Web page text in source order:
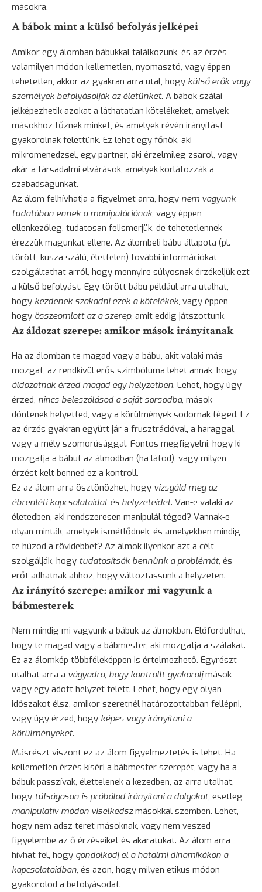
másokra.
A bábok mint a külső befolyás jelképei
Amikor egy álomban bábukkal találkozunk, és az érzés
valamilyen módon kellemetlen, nyomasztó, vagy éppen
tehetetlen, akkor az gyakran arra utal, hogy külső erők vagy
személyek befolyásolják az életünket. A bábok szálai
jelképezhetik azokat a láthatatlan kötelékeket, amelyek
másokhoz fűznek minket, és amelyek révén irányítást
gyakorolnak felettünk. Ez lehet egy főnök, aki
mikromenedzsel, egy partner, aki érzelmileg zsarol, vagy
akár a társadalmi elvárások, amelyek korlátozzák a
szabadságunkat.
Az álom felhívhatja a figyelmet arra, hogy nem vagyunk
tudatában ennek a manipulációnak, vagy éppen
ellenkezőleg, tudatosan felismerjük, de tehetetlennek
érezzük magunkat ellene. Az álombeli bábu állapota (pl.
törött, kusza szálú, élettelen) további információkat
szolgáltathat arról, hogy mennyire súlyosnak érzékeljük ezt
a külső befolyást. Egy törött bábu például arra utalhat,
hogy kezdenek szakadni ezek a kötelékek, vagy éppen
hogy összeomlott az a szerep, amit eddig játszottunk.
Az áldozat szerepe: amikor mások irányítanak
Ha az álomban te magad vagy a bábu, akit valaki más
mozgat, az rendkívül erős szimbóluma lehet annak, hogy
áldozatnak érzed magad egy helyzetben. Lehet, hogy úgy
érzed, nincs beleszólásod a saját sorsodba, mások
döntenek helyetted, vagy a körülmények sodornak téged. Ez
az érzés gyakran együtt jár a frusztrációval, a haraggal,
vagy a mély szomorúsággal. Fontos megfigyelni, hogy ki
mozgatja a bábut az álmodban (ha látod), vagy milyen
érzést kelt benned ez a kontroll.
Ez az álom arra ösztönözhet, hogy vizsgáld meg az
ébrenléti kapcsolataidat és helyzeteidet. Van-e valaki az
életedben, aki rendszeresen manipulál téged? Vannak-e
olyan minták, amelyek ismétlődnek, és amelyekben mindig
te húzod a rövidebbet? Az álmok ilyenkor azt a célt
szolgálják, hogy tudatosítsák bennünk a problémát, és
erőt adhatnak ahhoz, hogy változtassunk a helyzeten.
Az irányító szerepe: amikor mi vagyunk a
bábmesterek
Nem mindig mi vagyunk a bábuk az álmokban. Előfordulhat,
hogy te magad vagy a bábmester, aki mozgatja a szálakat.
Ez az álomkép többféleképpen is értelmezhető. Egyrészt
utalhat arra a vágyadra, hogy kontrollt gyakoroljmások
vagy egy adott helyzet felett. Lehet, hogy egy olyan
időszakot élsz, amikor szeretnél határozottabban fellépni,
vagy úgy érzed, hogy képes vagy irányítani a
körülményeket.
Másrészt viszont ez az álom figyelmeztetés is lehet. Ha
kellemetlen érzés kíséri a bábmester szerepét, vagy ha a
bábuk passzívak, élettelenek a kezedben, az arra utalhat,
hogy túlságosan is próbálod irányítani a dolgokat, esetleg
manipulatív módon viselkedszmásokkal szemben. Lehet,
hogy nem adsz teret másoknak, vagy nem veszed
figyelembe az ő érzéseiket és akaratukat. Az álom arra
hívhat fel, hogy gondolkodj el a hatalmi dinamikákon a
kapcsolataidban, és azon, hogy milyen etikus módon
gyakorolod a befolyásodat.